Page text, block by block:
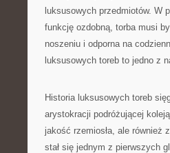
luksusowych przedmiotów. W
funkcję ozdobną, torba musi
noszeniu i odporna na
luksusowych toreb to jedno z
Historia luksusowych toreb
arystokracji podróżującej
jakość rzemiosła, ale również
stał się jednym z pierwszych